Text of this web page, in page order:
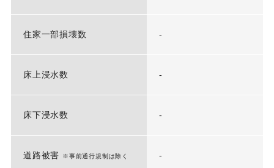
住家一部損壊数 -
床上浸水数 -
床下浸水数 -
道路被害 ※事前通行規制は除く -